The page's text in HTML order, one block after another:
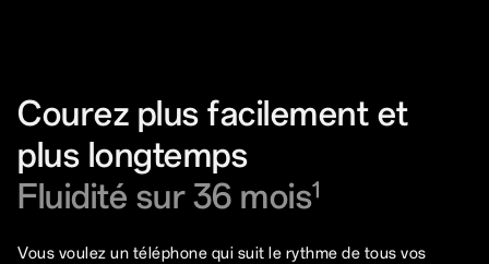
Courez plus facilement et
plus longtemps
Fluidité sur 36 mois1
Vous voulez un téléphone qui suit le rythme de tous vos